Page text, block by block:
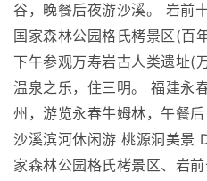
谷，晚餐后夜游沙溪。 岩前
国家森林公园格氏栲景区(百
下午参观万寿岩古人类遗址(
温泉之乐，住三明。 福建永
州，游览永春牛姆林，午餐
沙溪滨河休闲游 桃源洞美景
家森林公园格氏栲景区、岩